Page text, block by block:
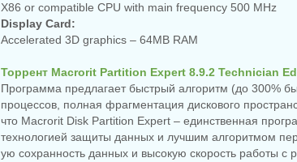
X86 or compatible CPU with main frequency 500 MHz
Display Card:
Accelerated 3D graphics – 64MB RAM
Торрент Macrorit Partition Expert 8.9.2 Technician
Программа предлагает быстрый алгоритм (до 300%
процессов, полная фрагментация дискового
что Macrorit Disk Partition Expert – единственная
технологией защиты данных и лучшим алгоритмом
ую сохранность данных и высокую скорость работы с